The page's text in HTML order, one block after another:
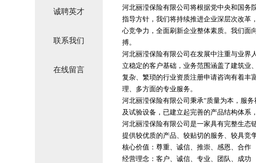
诚聘英才
联系我们
在线留言
河北丽滢保险有限公司将根据党中央和国务
指导方针，我们将持续推进企业深层次改革
心竞争力，全面刷新企业整体素质。我们面
搏。
河北丽滢保险有限公司在发展中注重与业界
立稳定的客户基础，业务范围涵盖了建筑业
复杂、繁琐的行业资质注册申请咨询有着丰
理、多方面的专业服务。
河北丽滢保险有限公司秉承“质量为本，服
及试验设备，已建立起完善的产品结构体系
河北丽滢保险有限公司是一家具有完整生态
提供较优质的产品、较贴切的服务、较具竞
核心价值：尊重、诚信、推崇、感恩、合作
经营理念：客户、诚信、专业、团队、成功